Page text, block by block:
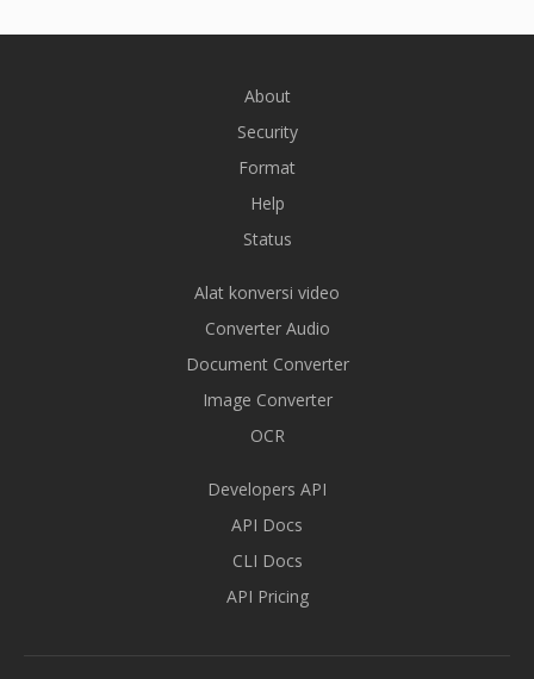
About
Security
Format
Help
Status
Alat konversi video
Converter Audio
Document Converter
Image Converter
OCR
Developers API
API Docs
CLI Docs
API Pricing